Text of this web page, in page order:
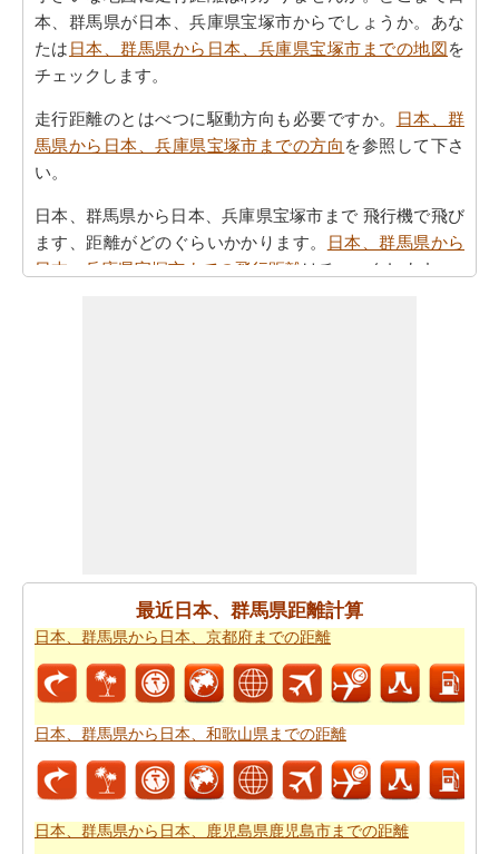
本、群馬県が日本、兵庫県宝塚市からでしょうか。あな
たは 日本、群馬県から日本、兵庫県宝塚市までの地図を
チェックします。
走行距離のとはべつに駆動方向も必要ですか。
日本、群
馬県から日本、兵庫県宝塚市までの方向 を参照して下さ
い。
日本、群馬県から日本、兵庫県宝塚市まで 飛行機で飛び
ます、距離がどのぐらいかかります。
日本、群馬県から
日本、兵庫県宝塚市までの飛行距離 はチェックします。
間は知りたいんですか。日本、群馬県から日本、兵庫県
宝塚市までの飛行時間チェックします。
このルートプランナーは、日本、群馬県から日本、兵庫
県宝塚市までの道路ルートプラン
提供します。
あなたはこの旅行で過ごすことになります燃料費の見積
もりをしたいですか？日本、群馬県から日本、兵庫県宝
塚市までの旅行の費用を確認してください。
最近日本、群馬県距離計算
日本、群馬県から日本、京都府までの距離
日本、群馬県から日本、和歌山県までの距離
日本、群馬県から日本、鹿児島県鹿児島市までの距離